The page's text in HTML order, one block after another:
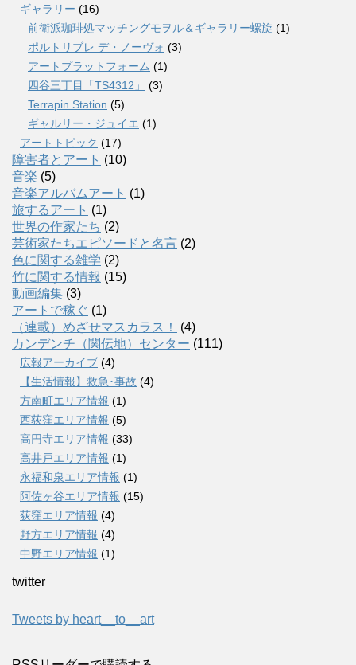
ギャラリー (16)
前衛派珈琲処マッチングモヲル＆ギャラリー螺旋 (1)
ポルトリブレ デ・ノーヴォ (3)
アートプラットフォーム (1)
四谷三丁目「TS4312」
(3)
Terrapin Station (5)
ギャルリー・ジュイエ (1)
アートトピック (17)
障害者とアート (10)
音楽 (5)
音楽アルバムアート (1)
旅するアート (1)
世界の作家たち (2)
芸術家たちエピソードと名言 (2)
色に関する雑学 (2)
竹に関する情報 (15)
動画編集 (3)
アートで稼ぐ (1)
（連載）めざせマスカラス！
(4)
カンデンチ（関伝地）センター (111)
広報アーカイブ (4)
【生活情報】救急･事故 (4)
方南町エリア情報 (1)
西荻窪エリア情報 (5)
高円寺エリア情報 (33)
高井戸エリア情報 (1)
永福和泉エリア情報 (1)
阿佐ヶ谷エリア情報 (15)
荻窪エリア情報 (4)
野方エリア情報 (4)
中野エリア情報 (1)
twitter
Tweets by heart__to__art